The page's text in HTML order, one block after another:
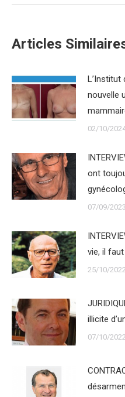
Articles
L’Institut
nouvelle
02/10/
ont
07/09/2023
vie, il faut
25/10/2022
illicite
07/10/2022